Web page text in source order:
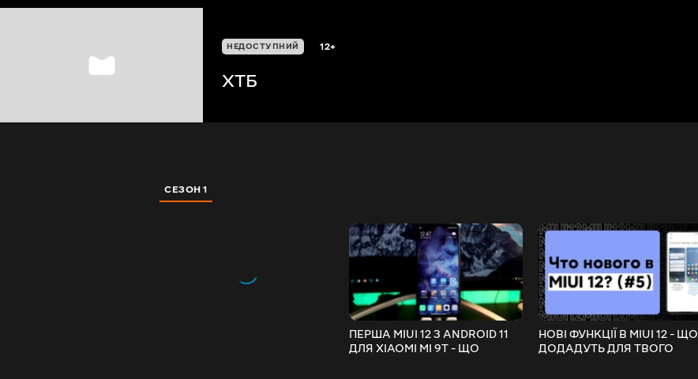
НЕДОСТУПНИЙ 12+
XTБ
СЕЗОН 1
ПЕРША MIUI 12 З ANDROID 11
ДЛЯ XIAOMI MI 9T - ЩО
НОВІ ФУНКЦІЇ В MIUI 12 - ЩО
ДОДАДУТЬ ДЛЯ ТВОГО